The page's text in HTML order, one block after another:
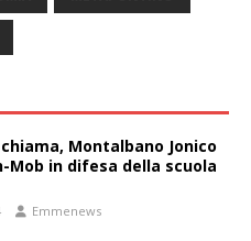
Montalbano Jonico
Mob in difesa della scuola
Emmenews